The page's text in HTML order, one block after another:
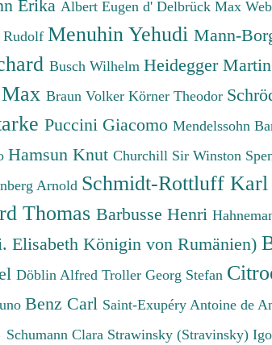
Erika Albert Eugen d'Delbrück Max
Rudolf Menuhin Yehudi Mann-
Busch Wilhelm Heidegger Martin
Braun Volker Körner Theodor
Puccini Giacomo Mendelssohn
Hamsun Knut Churchill Sir Winston
Arnold Schmidt-Rottluff Karl
Thomas Barbusse Henri
Elisabeth Königin von Rumänien)
Döblin Alfred Troller Georg Stefan
Benz Carl Saint-Exupéry Antoine de
Schumann Clara Strawinsky (Stravinsky)